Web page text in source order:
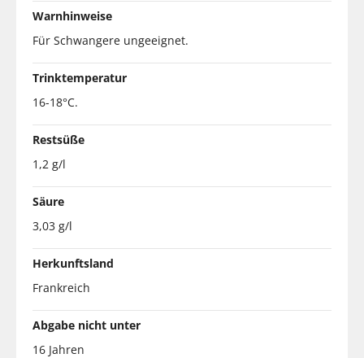
Warnhinweise
Für Schwangere ungeeignet.
Trinktemperatur
16-18°C.
Restsüße
1,2 g/l
Säure
3,03 g/l
Herkunftsland
Frankreich
Abgabe nicht unter
16 Jahren